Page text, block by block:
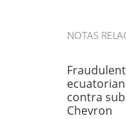
NOTAS
contra
Chevron